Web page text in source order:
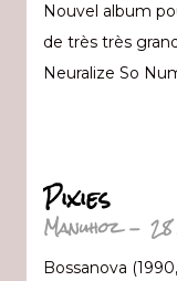
Nouvel album
de très très
Neuralize So
Pixies
Manuhoz-
Bossanova